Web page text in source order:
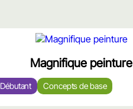
محتوى
Magnifique peinture
Débutant Concepts de base